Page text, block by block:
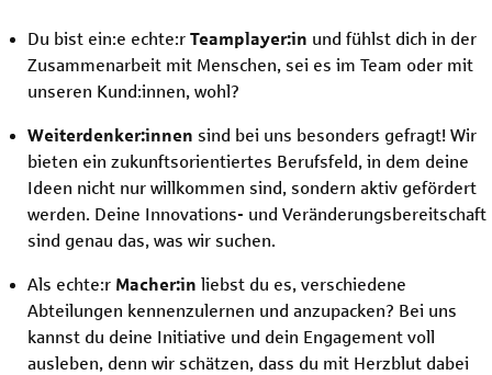
Du bist ein:e echte:rTeamplayer:in und fühlst dich in der
Zusammenarbeit mit Menschen, sei es im Team oder mit
unseren Kund:innen, wohl?
Weiterdenker:innen sind bei uns besonders gefragt! Wir
bieten ein zukunftsorientiertes Berufsfeld, in dem deine
Ideen nicht nur willkommen sind, sondern aktiv gefördert
werden. Deine Innovations- und Veränderungsbereitschaft
sind genau das, was wir suchen.
Als echte:r Macher:in liebst du es, verschiedene
Abteilungen kennenzulernen und anzupacken? Bei uns
kannst du deine Initiative und dein Engagement voll
ausleben, denn wir schätzen, dass du mit Herzblut dabei